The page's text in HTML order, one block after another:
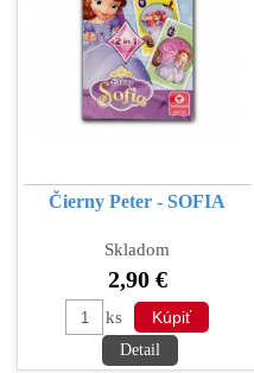
Čierny Peter - SOFIA
Skladom
2,90 €
ks
Detail